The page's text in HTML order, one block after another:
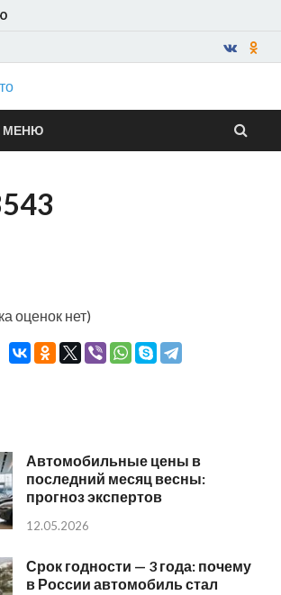
ForPost —
Авто
МЕНЮ
оценок нет)
Автомобильные цены в
последний месяц весны:
прогноз экспертов
12.05.2026
Срок годности — 3 года: почему
в России автомобиль стал